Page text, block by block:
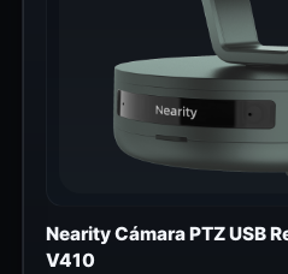
Nearity Cámara PTZ USB
V410